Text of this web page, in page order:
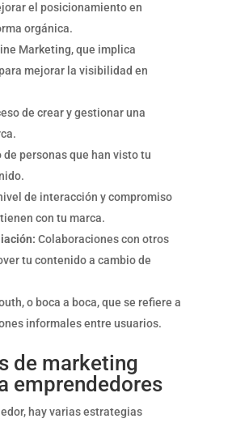
el posicionamiento en
orgánica.
Marketing, que implica
mejorar la visibilidad en
de crear y gestionar una
de personas que han visto tu
de interacción y compromiso
con tu marca.
Colaboraciones con otros
tu contenido a cambio de
o boca a boca, que se refiere a
informales entre usuarios.
de marketing
emprendedores
hay varias estrategias